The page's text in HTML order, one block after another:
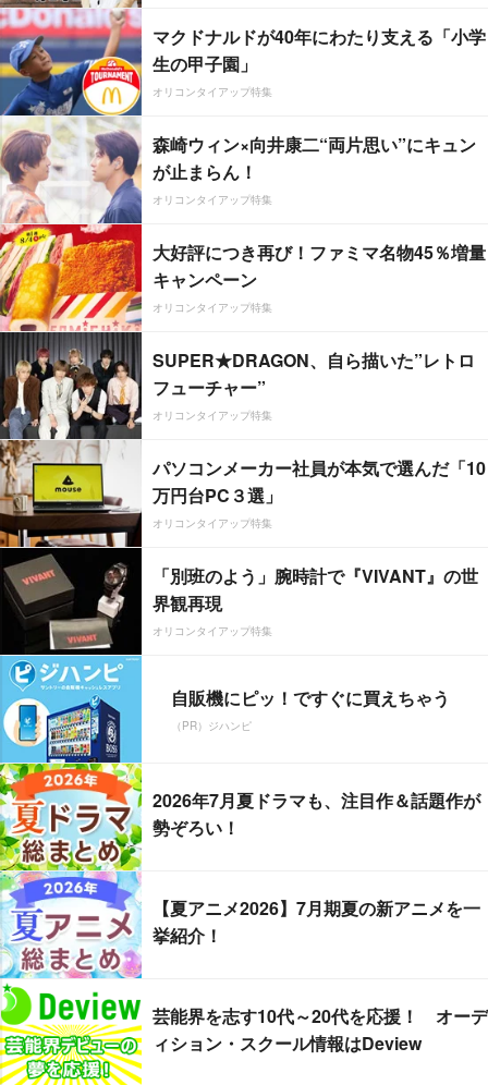
マクドナルドが40年にわたり支える「小学
生の甲子園」
オリコンタイアップ特集
森崎ウィン×向井康二“両片思い”にキュン
が止まらん！
オリコンタイアップ特集
大好評につき再び！ファミマ名物45％増量
キャンペーン
オリコンタイアップ特集
SUPER★DRAGON、自ら描いた”レトロ
フューチャー”
オリコンタイアップ特集
パソコンメーカー社員が本気で選んだ「10
万円台PC３選」
オリコンタイアップ特集
「別班のよう」腕時計で『VIVANT』の世
界観再現
オリコンタイアップ特集
自販機にピッ！ですぐに買えちゃう
（PR）ジハンピ
2026年7月夏ドラマも、注目作＆話題作が
勢ぞろい！
【夏アニメ2026】7月期夏の新アニメを一
挙紹介！
芸能界を志す10代～20代を応援！ オーデ
ィション・スクール情報はDeview